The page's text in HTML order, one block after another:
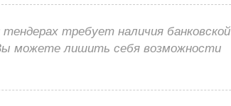
требует наличия банковской
можете лишить себя возможности